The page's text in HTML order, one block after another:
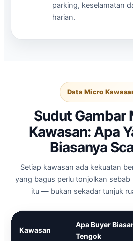
parking, keselamatan
harian.
Data Micro
Sudut Gambar
Kawasan: Apa
Biasanya
Setiap kawasan ada kekuatan
yang bagus perlu tonjolkan sebab
itu — bukan sekadar tunjuk
Kawasan
Apa Buyer
Tengok